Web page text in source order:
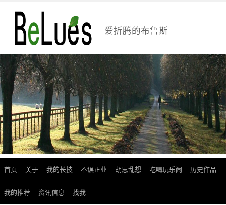
爱折腾的布鲁斯
跳
至
首页 关于 我的长技 不误正业 胡思乱想 吃喝玩乐闹 历史作品
我的推荐 资讯信息 找我